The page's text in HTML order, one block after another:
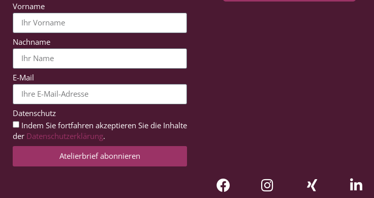
Vorname
Nachname
E-Mail
Datenschutz
Indem Sie fortfahren akzeptieren Sie die Inhalte
der Datenschutzerklärung.
Atelierbrief abonnieren